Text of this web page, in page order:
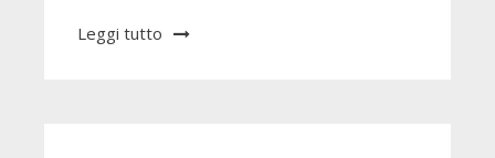
Leggi tutto